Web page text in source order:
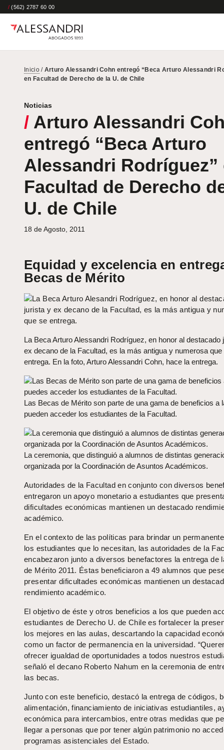
/ (562) 2787 60 00
Inicio/ Arturo Alessandri Cohn entregó “Beca Arturo Alessandri
en Facultad de Derecho de la U. de Chile
Noticias
/ Arturo Alessandri
entregó “Beca Arturo
Alessandri Rodríguez”
Facultad de Derecho
U. de Chile
18 de Agosto, 2011
Equidad y excelencia en
Becas de Mérito
La Beca Arturo Alessandri Rodríguez, en honor al destacado
ex decano de la Facultad, es la más antigua y numerosa que
entrega. En la foto, Arturo Alessandri Cohn, hace la entrega.
Las Becas de Mérito son parte de una gama de beneficios a
pueden acceder los estudiantes de la Facultad.
La ceremonia, que distinguió a alumnos de distintas
organizada por la Coordinación de Asuntos Académicos.
Autoridades de la Facultad en conjunto con diversos
entregaron un apoyo monetario a estudiantes que
dificultades económicas mantienen un destacado
académico.
En el contexto de las políticas para brindar un
los estudiantes que lo necesitan, las autoridades de la
encabezaron junto a diversos benefactores la entrega de
de Mérito 2011. Éstas beneficiaron a 49 alumnos que
presentar dificultades económicas mantienen un
rendimiento académico.
El objetivo de éste y otros beneficios a los que pueden
estudiantes de Derecho U. de Chile es fortalecer la
los mejores en las aulas, descartando la capacidad
como un factor de permanencia en la universidad.
ofrecer igualdad de oportunidades a todos nuestros
señaló el decano Roberto Nahum en la ceremonia de
las becas.
Junto con este beneficio, destacó la entrega de códigos,
alimentación, financiamiento de iniciativas estudiantiles,
económica para intercambios, entre otras medidas que
llegar a personas que por tener algún patrimonio no
programas asistenciales del Estado.